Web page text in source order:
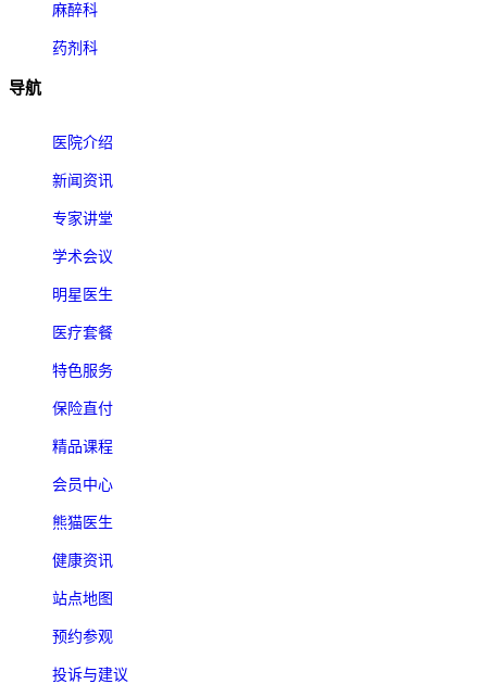
麻醉科
药剂科
导航
医院介绍
新闻资讯
专家讲堂
学术会议
明星医生
医疗套餐
特色服务
保险直付
精品课程
会员中心
熊猫医生
健康资讯
站点地图
预约参观
投诉与建议